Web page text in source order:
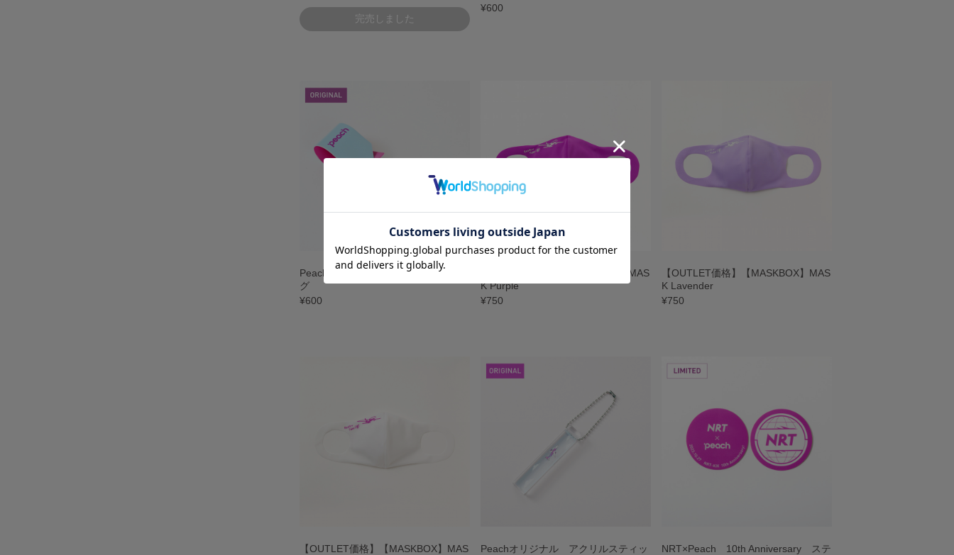
完売しました
¥600
Peachオリジナル 飛行機ラゲッジタ
グ
¥600
【OUTLET価格】【MASKBOX】MAS
K Purple
¥750
【OUTLET価格】【MASKBOX】MAS
K Lavender
¥750
【OUTLET価格】【MASKBOX】MAS
Peachオリジナル アクリルスティッ
NRT×Peach 10th Anniversary ステ